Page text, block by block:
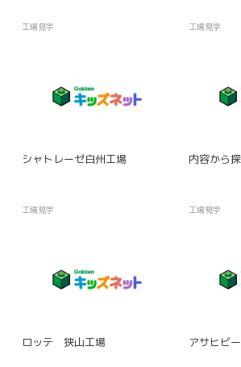
工場見学 工場見学
シャトレーゼ白州工場
工場見学
内容から
工場見学
ロッテ 狭山工場 アサヒビ